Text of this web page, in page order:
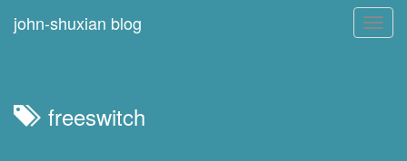
john-shuxian blog
freeswitch